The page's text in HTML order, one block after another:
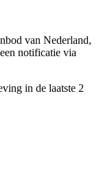
van Nederland,
notificatie via
in de laatste 2